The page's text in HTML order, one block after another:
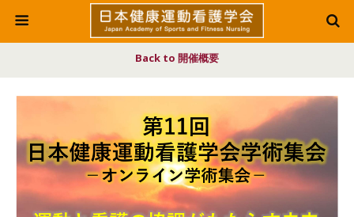
Back to 開催概要